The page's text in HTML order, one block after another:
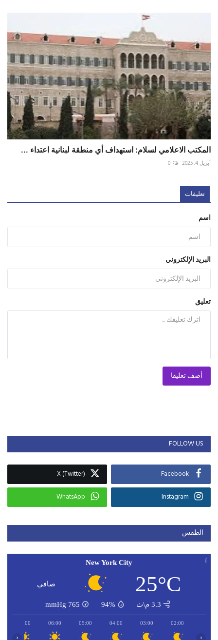
المكتب الاعلامي لسلام: استهداف أي منطقة لبنانية اعتداء ...
أبريل 4, 2025 0
تعليقات
اسم
البريد الإلكتروني
تعليق
أضف تعليقا
FOLLOW US
Facebook
X (Twitter)
Instagram
WhatsApp
الطقس
New York City
25°C صافي
3.3 م\ث 94%
765
mmHg
02:00
03:00
04:00
05:00
06:00
07:00
‹ ›